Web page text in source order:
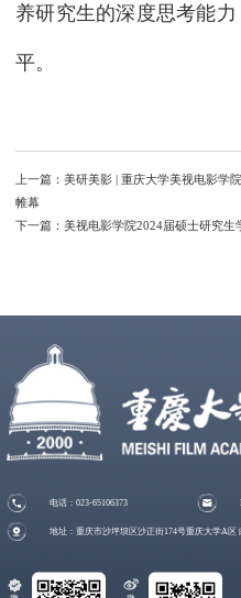
养研究生的深度思考能
平。
上一篇：美研美影 | 重庆大学美视电影学
帷幕
下一篇：美视电影学院2024届硕士研究
电话：023-65106373
地址：重庆市沙坪坝区沙正街174号重庆大学A区